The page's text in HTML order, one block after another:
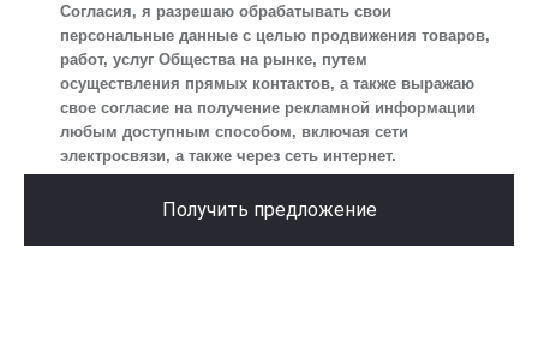
следующие действия: сбор, запись, систематизация,
накопление, хранение, уточнение (обновление, изменение),
извлечение, использование, передача (предоставление, доступ),
блокирование, удаление, уничтожение персональных данных.
Общество обрабатывает персональные данные
с использованием средств автоматизации.
осуществление взаимодействия Общества с посетителями
Согласия, я разрешаю обрабатывать свои
персональные данные с целью продвижения товаров,
работ, услуг Общества на рынке, путем
осуществления прямых контактов, а также выражаю
свое согласие на получение рекламной информации
любым доступным способом, включая сети
электросвязи, а также через сеть интернет.
Получить предложение